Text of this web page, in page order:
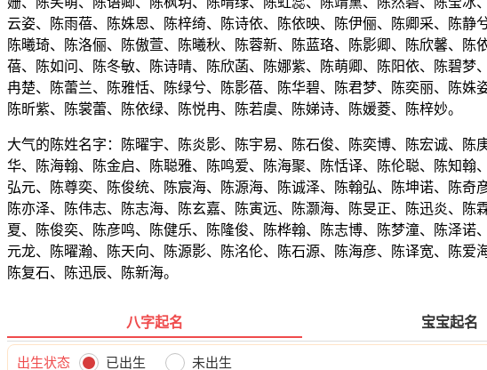
云姿、陈雨蓓、陈姝恩、陈梓绮、陈诗依、陈依映、陈伊俪、陈卿采、陈
陈曦琦、陈洛俪、陈傲萱、陈曦秋、陈蓉新、陈蓝珞、陈影卿、陈欣馨、
蓓、陈如问、陈冬敏、陈诗晴、陈欣菡、陈娜紫、陈萌卿、陈阳依、陈碧
冉楚、陈蕾兰、陈雅恬、陈绿兮、陈影蓓、陈华碧、陈君梦、陈奕丽、陈
陈昕紫、陈裳蕾、陈依绿、陈悦冉、陈若虞、陈娣诗、陈媛菱、陈梓妙。
大气的陈姓名字：陈曜宇、陈炎影、陈宇易、陈石俊、陈奕博、陈宏诚、
华、陈海翰、陈金启、陈聪雅、陈鸣爱、陈海聚、陈恬译、陈伦聪、陈知
弘元、陈尊奕、陈俊统、陈宸海、陈源海、陈诚泽、陈翰弘、陈坤诺、陈
陈亦泽、陈伟志、陈志海、陈玄嘉、陈寅远、陈灏海、陈旻正、陈迅炎、
夏、陈俊奕、陈彦鸣、陈健乐、陈隆俊、陈桦翰、陈志博、陈梦潼、陈泽
元龙、陈曜瀚、陈天向、陈源影、陈洺伦、陈石源、陈海彦、陈译宽、陈
陈复石、陈迅辰、陈新海。
八字起名 宝宝起名
出生状态 已出生 未出生